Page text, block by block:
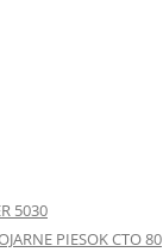
5030
PIESOK CTO 80